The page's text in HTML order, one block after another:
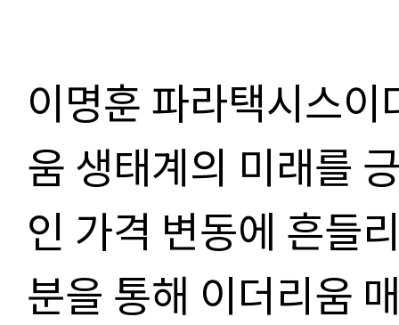
이명훈 파라택시스
움 생태계의 미래를
인 가격 변동에 흔들
분을 통해 이더리움